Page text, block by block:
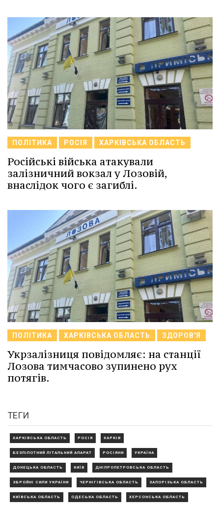
ПОЛІТИКА РОСІЯ ХАРКІВСЬКА ОБЛАСТЬ
Російські війська атакували
залізничний вокзал у Лозовій,
внаслідок чого є загиблі.
ПОЛІТИКА ХАРКІВСЬКА ОБЛАСТЬ ЗДОРОВ'Я
Укрзалізниця повідомляє: на станції
Лозова тимчасово зупинено рух
потягів.
ТЕГИ
ХАРКІВСЬКА ОБЛАСТЬ РОСІЯ ХАРКІВ
БЕЗПІЛОТНИЙ ЛІТАЛЬНИЙ АПАРАТ РОСІЯНИ УКРАЇНА
ДОНЕЦЬКА ОБЛАСТЬ КИЇВ ДНІПРОПЕТРОВСЬКА ОБЛАСТЬ
ЗБРОЙНІ СИЛИ УКРАЇНИ ЧЕРНІГІВСЬКА ОБЛАСТЬ ЗАПОРІЗЬКА ОБЛАСТЬ
КИЇВСЬКА ОБЛАСТЬ ОДЕСЬКА ОБЛАСТЬ ХЕРСОНСЬКА ОБЛАСТЬ